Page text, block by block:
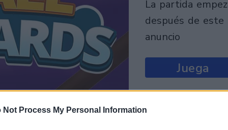
Not Process My Personal Information
la partida empezará
después de este
anuncio
Juega